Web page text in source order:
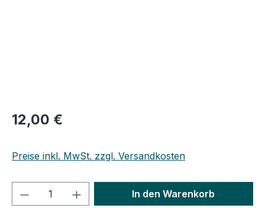
Regulärer Preis:
12,00 €
Preise inkl. MwSt. zzgl. Versandkosten
Produkt Anzahl: Gib denIn den Warenkorb